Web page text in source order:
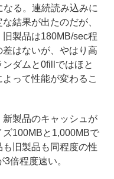
る。連続読み込みに
結果が出たのだが、
製品は180MB/sec程
はないが、やはり高
ダムと0fillではほと
って性能が変わるこ
製品のキャッシュが
100MBと1,000MBで
旧製品も同程度の性
倍程度速い。